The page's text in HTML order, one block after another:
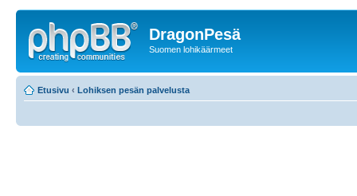
DragonPesä
Suomen lohikäärmeet
Etusivu ‹ Lohiksen pesän palvelusta